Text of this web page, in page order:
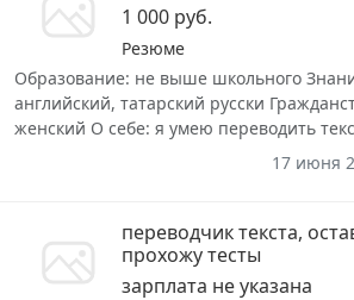
1 000 руб.
Резюме
Образование: не выше школьного
английский, татарский русски
женский О себе: я умею переводить
17 июня
переводчик текста,
прохожу тесты
зарплата не указана